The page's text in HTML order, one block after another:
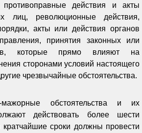
противоправные действия и акты
лиц, революционные действия,
акты или действия органов
принятия законных или
которые прямо влияют на
сторонами условий настоящего
чрезвычайные обстоятельства.
обстоятельства и их
действовать более шести
сроки должны провести